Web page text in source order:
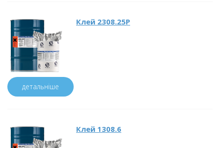
Клей 2308.25P
детальніше
Клей 1308.6